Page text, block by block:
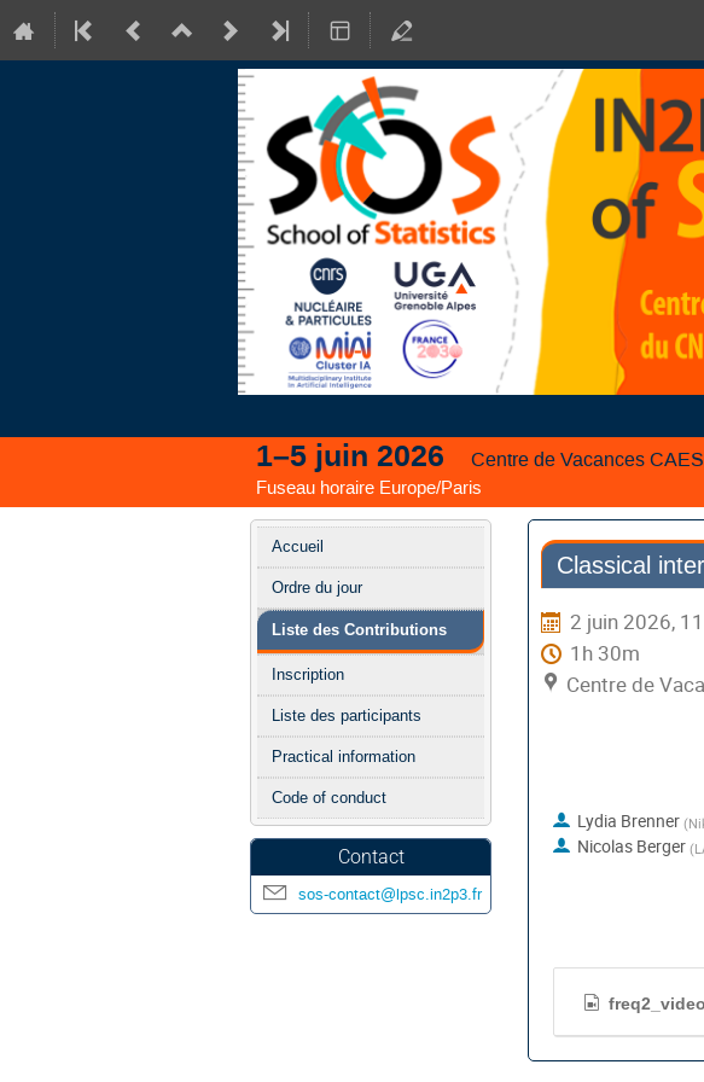
1–5 juin 2026 Centre de Vacances
Fuseau horaire Europe/Paris
Menu
de
l'événement
Accueil
Ordre du jour
Liste des Contributions
Inscription
Liste des participants
Practical information
Code of conduct
Contact
sos-contact@lpsc.in2p3.fr
Classical
2 juin 2026,
1h 30m
Centre de
Lydia Brenner (
Nicolas Berger (